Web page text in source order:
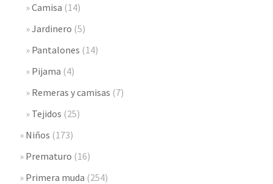
Camisa (14)
Jardinero (5)
Pantalones (14)
Pijama (4)
Remeras y camisas (7)
Tejidos (25)
Niños (173)
Prematuro (16)
Primera muda (254)